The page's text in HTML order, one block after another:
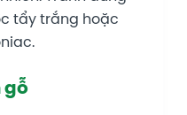
tẩy trắng hoặc
gỗ